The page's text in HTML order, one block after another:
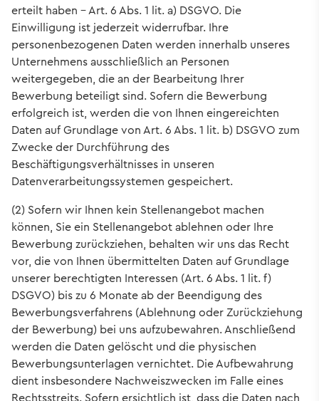
erteilt haben – Art. 6 Abs. 1 lit. a) DSGVO. Die
Einwilligung ist jederzeit widerrufbar. Ihre
personenbezogenen Daten werden innerhalb unseres
Unternehmens ausschließlich an Personen
weitergegeben, die an der Bearbeitung Ihrer
Bewerbung beteiligt sind. Sofern die Bewerbung
erfolgreich ist, werden die von Ihnen eingereichten
Daten auf Grundlage von Art. 6 Abs. 1 lit. b) DSGVO zum
Zwecke der Durchführung des
Beschäftigungsverhältnisses in unseren
Datenverarbeitungssystemen gespeichert.
(2) Sofern wir Ihnen kein Stellenangebot machen
können, Sie ein Stellenangebot ablehnen oder Ihre
Bewerbung zurückziehen, behalten wir uns das Recht
vor, die von Ihnen übermittelten Daten auf Grundlage
unserer berechtigten Interessen (Art. 6 Abs. 1 lit. f)
DSGVO) bis zu 6 Monate ab der Beendigung des
Bewerbungsverfahrens (Ablehnung oder Zurückziehung
der Bewerbung) bei uns aufzubewahren. Anschließend
werden die Daten gelöscht und die physischen
Bewerbungsunterlagen vernichtet. Die Aufbewahrung
dient insbesondere Nachweiszwecken im Falle eines
Rechtsstreits. Sofern ersichtlich ist, dass die Daten nach